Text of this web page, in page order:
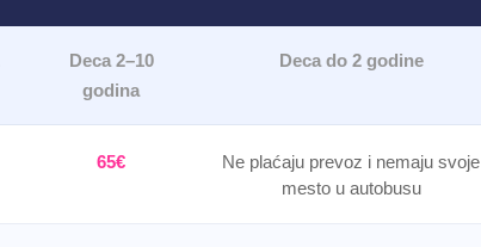
Deca 2–10
godina
Deca do 2 godine
65€
Ne plaćaju prevoz i nemaju svoje
mesto u autobusu